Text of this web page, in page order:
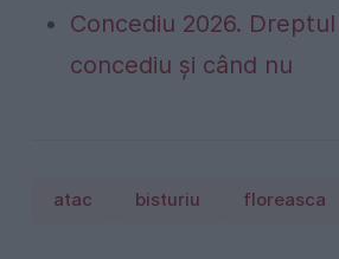
Concediu 2026.
concediu și când nu
atac bisturiu floreasca